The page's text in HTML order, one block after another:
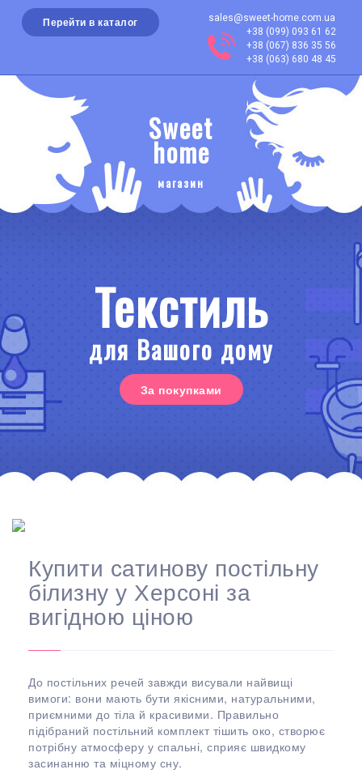
Перейти в каталог
sales@sweet-home.com.ua
+38 (099) 093 61 62
+38 (067) 836 35 56
+38 (063) 680 48 45
Sweet
home
магазин
Текстиль
для Вашого дому
За покупками
Купити сатинову постільну
білизну у Херсоні за
вигідною ціною
До постільних речей завжди висували найвищі
вимоги: вони мають бути якісними, натуральними,
приємними до тіла й красивими. Правильно
підібраний постільний комплект тішить око, створює
потрібну атмосферу у спальні, сприяє швидкому
засинанню та міцному сну.